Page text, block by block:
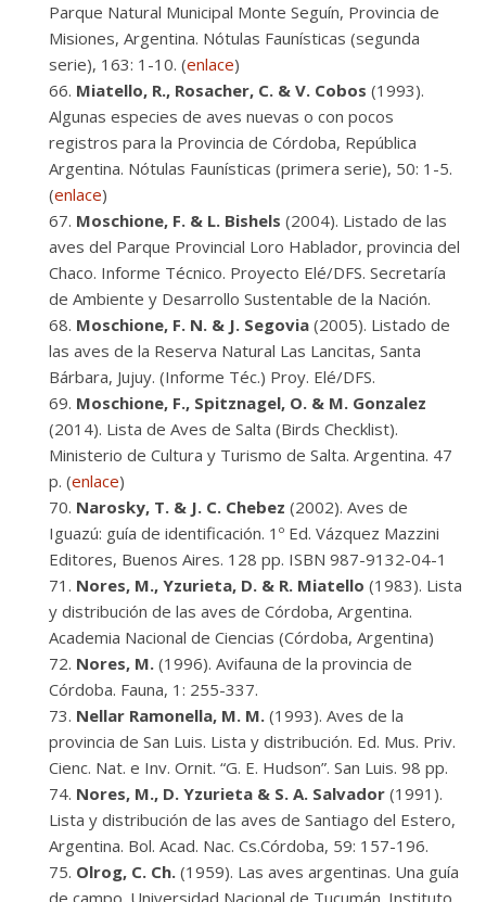
Parque Natural Municipal Monte Seguín, Provincia de
Misiones, Argentina. Nótulas Faunísticas (segunda
serie), 163: 1-10. (enlace)
Miatello, R., Rosacher, C. & V. Cobos (1993).
Algunas especies de aves nuevas o con pocos
registros para la Provincia de Córdoba, República
Argentina. Nótulas Faunísticas (primera serie), 50: 1-5.
(enlace)
Moschione, F. & L. Bishels (2004). Listado de las
aves del Parque Provincial Loro Hablador, provincia del
Chaco. Informe Técnico. Proyecto Elé/DFS. Secretaría
de Ambiente y Desarrollo Sustentable de la Nación.
Moschione, F. N. & J. Segovia (2005). Listado de
las aves de la Reserva Natural Las Lancitas, Santa
Bárbara, Jujuy. (Informe Téc.) Proy. Elé/DFS.
Moschione, F., Spitznagel, O. & M. Gonzalez
(2014). Lista de Aves de Salta (Birds Checklist).
Ministerio de Cultura y Turismo de Salta. Argentina. 47
p. (enlace)
Narosky, T. & J. C. Chebez (2002). Aves de
Iguazú: guía de identificación. 1º Ed. Vázquez Mazzini
Editores, Buenos Aires. 128 pp. ISBN 987-9132-04-1
Nores, M., Yzurieta, D. & R. Miatello (1983). Lista
y distribución de las aves de Córdoba, Argentina.
Academia Nacional de Ciencias (Córdoba, Argentina)
Nores, M. (1996). Avifauna de la provincia de
Córdoba. Fauna, 1: 255-337.
Nellar Ramonella, M. M. (1993). Aves de la
provincia de San Luis. Lista y distribución. Ed. Mus. Priv.
Cienc. Nat. e Inv. Ornit. “G. E. Hudson”. San Luis. 98 pp.
Nores, M., D. Yzurieta & S. A. Salvador (1991).
Lista y distribución de las aves de Santiago del Estero,
Argentina. Bol. Acad. Nac. Cs.Córdoba, 59: 157-196.
Olrog, C. Ch. (1959). Las aves argentinas. Una guía
de campo. Universidad Nacional de Tucumán. Instituto